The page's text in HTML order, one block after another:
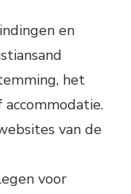
en
het
van de
voor